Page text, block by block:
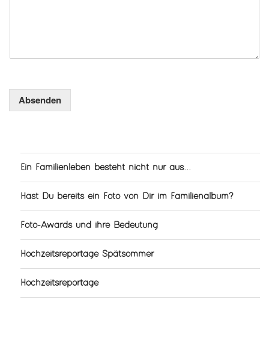
m
o
m
Absenden
Ein Familienleben besteht nicht nur aus...
Hast Du bereits ein Foto von Dir im Familienalbum?
Foto-Awards und ihre Bedeutung
Hochzeitsreportage Spätsommer
Hochzeitsreportage